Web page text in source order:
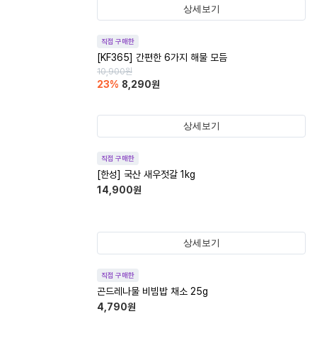
상세보기
직접 구매한
[KF365] 간편한 6가지 해물 모듬
10,900원
23% 8,290원
상세보기
직접 구매한
[한성] 국산 새우젓갈 1kg
14,900원
상세보기
직접 구매한
곤드레나물 비빔밥 채소 25g
4,790원